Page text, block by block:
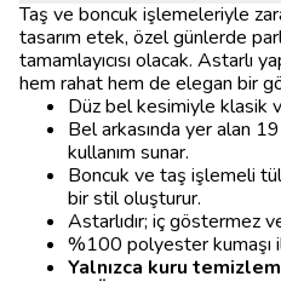
Taş ve boncuk işlemeleriyle
tasarım etek, özel günlerde
tamamlayıcısı olacak. Astarlı
hem rahat hem de elegan bir
Düz bel kesimiyle klasik
Bel arkasında yer alan
kullanım sunar.
Boncuk ve taş işlemeli tül
bir stil oluşturur.
Astarlıdır; iç göstermez
%100 polyester kumaşı
Yalnızca kuru